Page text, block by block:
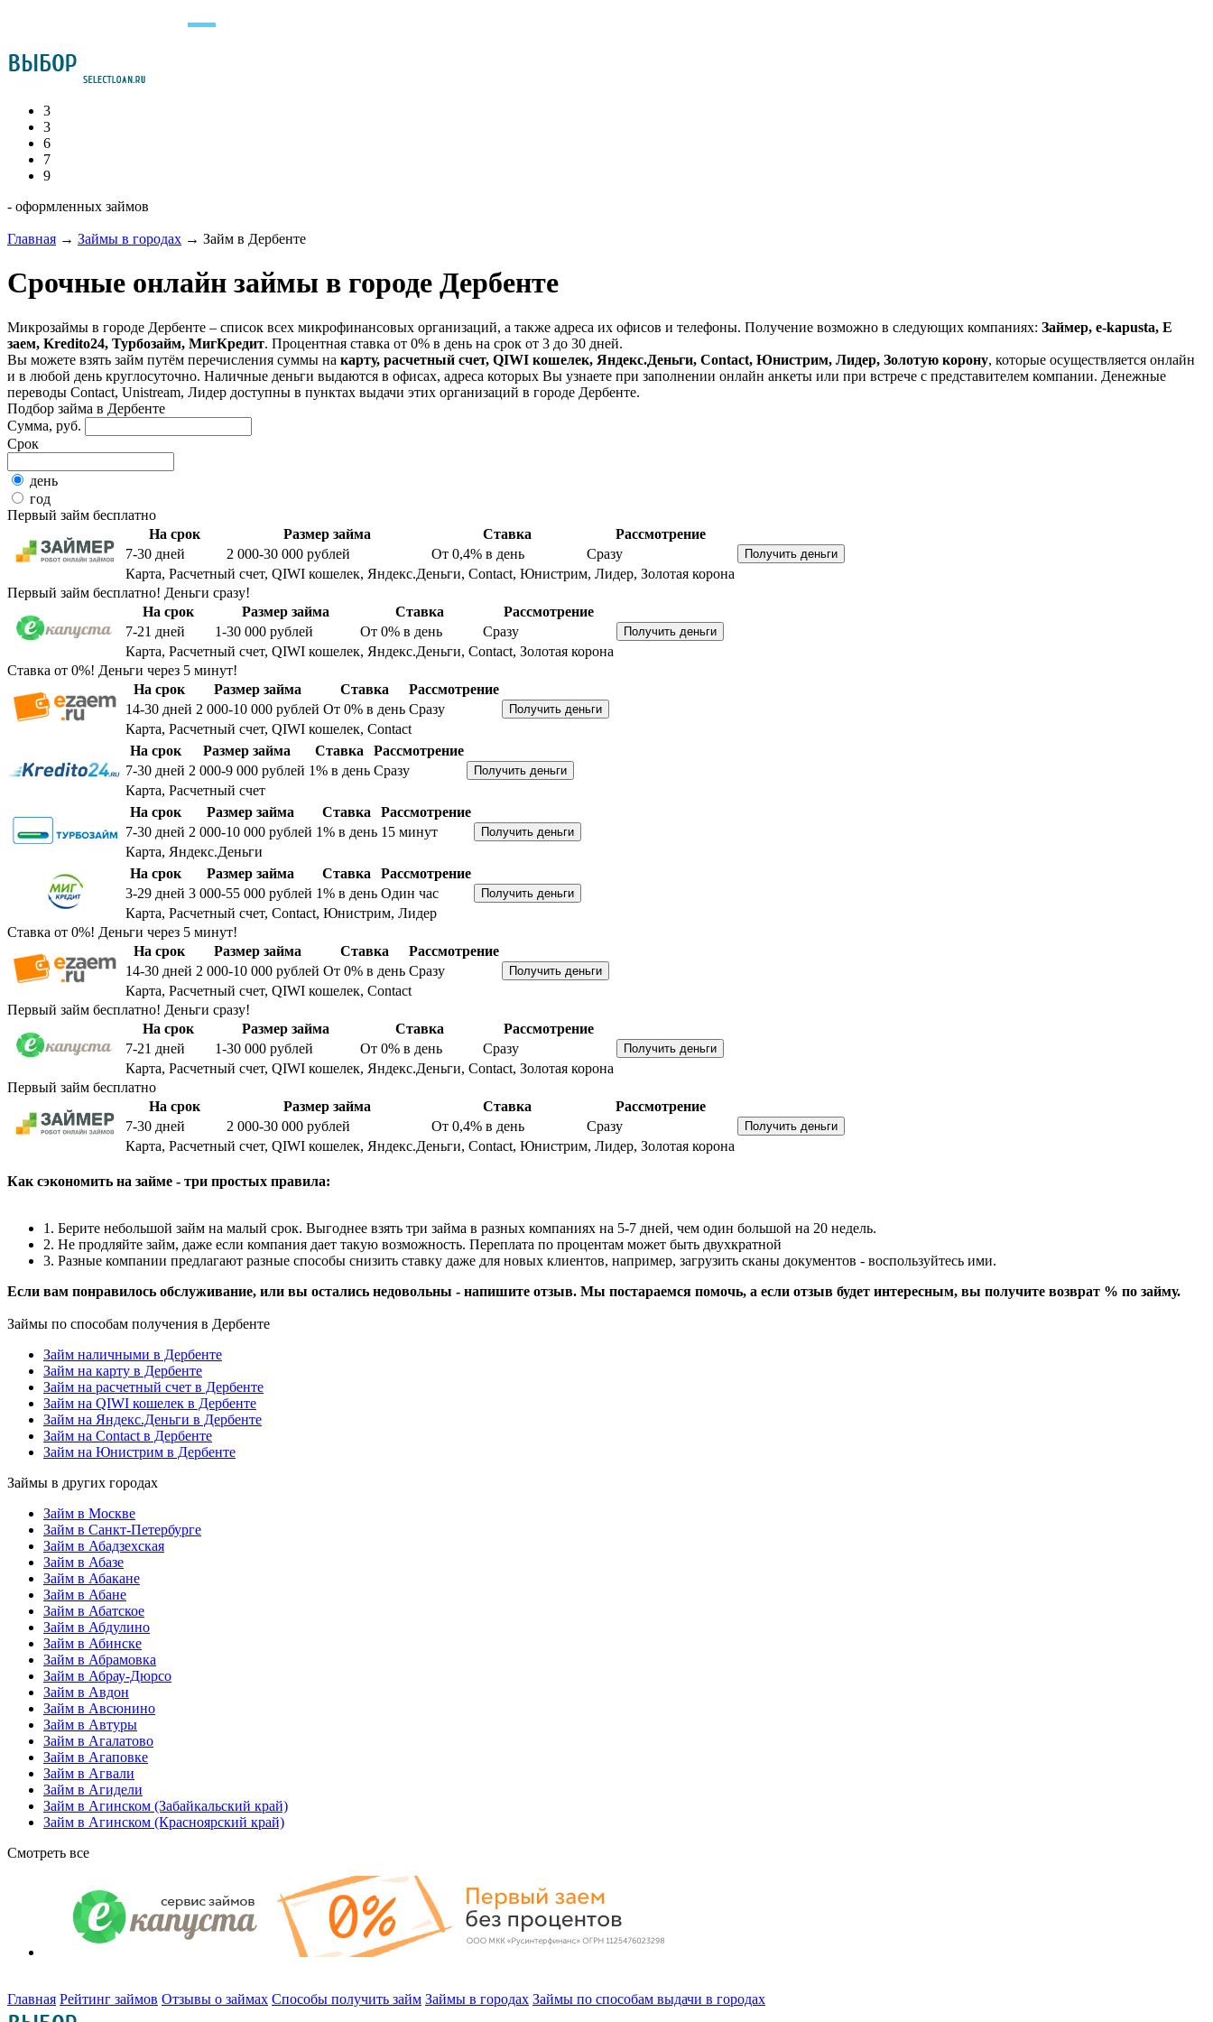
3
3
6
7
9
- оформленных займов
Главная → Займы в городах → Займ в Дербенте
Срочные онлайн займы в городе Дербенте
Микрозаймы в городе Дербенте – список всех микрофинансовых организаций, а также адреса их офисов и телефоны. Получение возможно в следующих компаниях: Займер, e-kapusta, Е
заем, Kredito24, Турбозайм, МигКредит. Процентная ставка от 0% в день на срок от 3 до 30 дней.
Вы можете взять займ путём перечисления суммы на карту, расчетный счет, QIWI кошелек, Яндекс.Деньги, Contact, Юнистрим, Лидер, Золотую корону, которые осуществляется онлайн
и в любой день круглосуточно. Наличные деньги выдаются в офисах, адреса которых Вы узнаете при заполнении онлайн анкеты или при встрече с представителем компании. Денежные
переводы Contact, Unistream, Лидер доступны в пунктах выдачи этих организаций в городе Дербенте.
Подбор займа в Дербенте
Сумма, руб.
Срок
день
год
Первый займ бесплатно
На срок
Размер займа Ставка
Рассмотрение
7-30 дней 2 000-30 000 рублей От 0,4% в день
Сразу
Карта, Расчетный счет, QIWI кошелек, Яндекс.Деньги, Contact, Юнистрим, Лидер, Золотая корона
Первый займ бесплатно! Деньги сразу!
На срок
Размер займа Ставка
Рассмотрение
7-21 дней 1-30 000 рублей От 0% в день
Сразу
Карта, Расчетный счет, QIWI кошелек, Яндекс.Деньги, Contact, Золотая корона
Ставка от 0%! Деньги через 5 минут!
На срок
Размер займа Ставка
Рассмотрение
14-30 дней 2 000-10 000 рублей От 0% в день Сразу
Карта, Расчетный счет, QIWI кошелек, Contact
На срок
Размер займа Ставка
Рассмотрение
7-30 дней 2 000-9 000 рублей 1% в день Сразу
Карта, Расчетный счет
На срок
Размер займа Ставка
Рассмотрение
7-30 дней 2 000-10 000 рублей 1% в день 15 минут
Карта, Яндекс.Деньги
На срок
Размер займа Ставка
Рассмотрение
3-29 дней 3 000-55 000 рублей 1% в день Один час
Карта, Расчетный счет, Contact, Юнистрим, Лидер
Ставка от 0%! Деньги через 5 минут!
На срок
Размер займа Ставка
Рассмотрение
14-30 дней 2 000-10 000 рублей От 0% в день Сразу
Карта, Расчетный счет, QIWI кошелек, Contact
Первый займ бесплатно! Деньги сразу!
На срок
Размер займа Ставка
Рассмотрение
7-21 дней 1-30 000 рублей От 0% в день
Сразу
Карта, Расчетный счет, QIWI кошелек, Яндекс.Деньги, Contact, Золотая корона
Первый займ бесплатно
На срок
Размер займа Ставка
Рассмотрение
7-30 дней 2 000-30 000 рублей От 0,4% в день
Сразу
Карта, Расчетный счет, QIWI кошелек, Яндекс.Деньги, Contact, Юнистрим, Лидер, Золотая корона
Как сэкономить на займе - три простых правила:
1. Берите небольшой займ на малый срок. Выгоднее взять три займа в разных компаниях на 5-7 дней, чем один большой на 20 недель.
2. Не продляйте займ, даже если компания дает такую возможность. Переплата по процентам может быть двухкратной
3. Разные компании предлагают разные способы снизить ставку даже для новых клиентов, например, загрузить сканы документов - воспользуйтесь ими.
Если вам понравилось обслуживание, или вы остались недовольны - напишите отзыв. Мы постараемся помочь, а если отзыв будет интересным, вы получите возврат % по займу.
Займы по способам получения в Дербенте
Займ наличными в Дербенте
Займ на карту в Дербенте
Займ на расчетный счет в Дербенте
Займ на QIWI кошелек в Дербенте
Займ на Яндекс.Деньги в Дербенте
Займ на Contact в Дербенте
Займ на Юнистрим в Дербенте
Займы в других городах
Займ в Москве
Займ в Санкт-Петербурге
Займ в Абадзехская
Займ в Абазе
Займ в Абакане
Займ в Абане
Займ в Абатское
Займ в Абдулино
Займ в Абинске
Займ в Абрамовка
Займ в Абрау-Дюрсо
Займ в Авдон
Займ в Авсюнино
Займ в Автуры
Займ в Агалатово
Займ в Агаповке
Займ в Агвали
Займ в Агидели
Займ в Агинском (Забайкальский край)
Займ в Агинском (Красноярский край)
Смотреть все
Главная Рейтинг займов Отзывы о займах Способы получить займ Займы в городах Займы по способам выдачи в городах